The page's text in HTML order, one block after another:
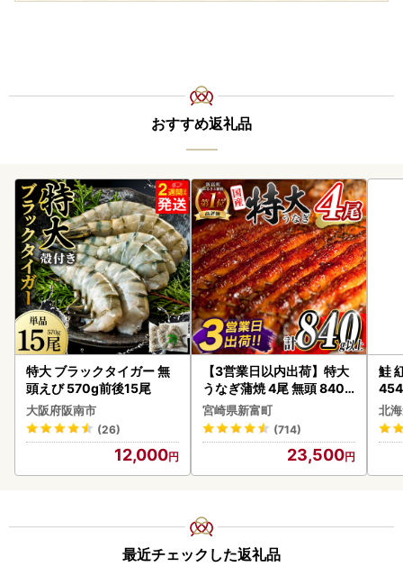
おすすめ返礼品
特大 ブラックタイガー 無
頭えび 570g前後15尾
大阪府阪南市
(26)
12,000
【3営業日以内出荷】特大
うなぎ蒲焼 4尾 無頭 840g
以上 C388-840-3D
宮崎県新富町
(714)
23,500
鮭
454
北
最近チェックした返礼品